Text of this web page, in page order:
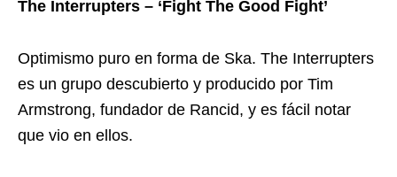
The Interrupters – ‘Fight The Good Fight’
Optimismo puro en forma de Ska. The Interrupters
es un grupo descubierto y producido por Tim
Armstrong, fundador de Rancid, y es fácil notar
que vio en ellos.